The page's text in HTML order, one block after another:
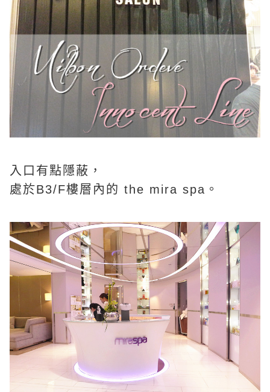
入口有點隱蔽，
處於B3/F樓層內的 the mira spa。